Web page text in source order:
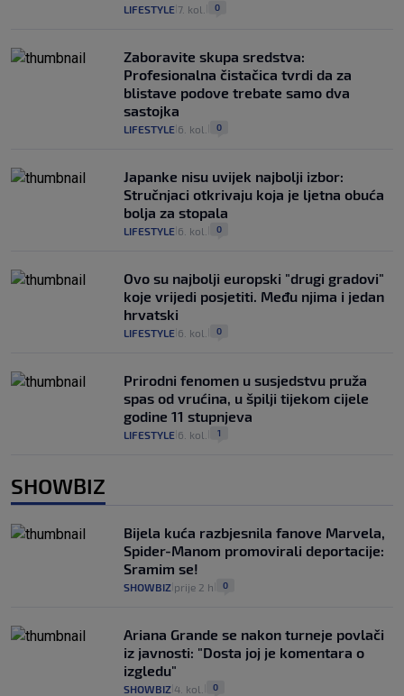
LIFESTYLE 7. kol. 0
Zaboravite skupa sredstva:
Profesionalna čistačica tvrdi da za
blistave podove trebate samo dva
sastojka
LIFESTYLE 6. kol. 0
Japanke nisu uvijek najbolji izbor:
Stručnjaci otkrivaju koja je ljetna obuća
bolja za stopala
LIFESTYLE 6. kol. 0
Ovo su najbolji europski "drugi gradovi"
koje vrijedi posjetiti. Među njima i jedan
hrvatski
LIFESTYLE 6. kol. 0
Prirodni fenomen u susjedstvu pruža
spas od vrućina, u špilji tijekom cijele
godine 11 stupnjeva
LIFESTYLE 6. kol. 1
SHOWBIZ
Bijela kuća razbjesnila fanove Marvela,
Spider-Manom promovirali deportacije:
Sramim se!
SHOWBIZ prije 2 h 0
Ariana Grande se nakon turneje povlači
iz javnosti: "Dosta joj je komentara o
izgledu"
SHOWBIZ 4. kol. 0